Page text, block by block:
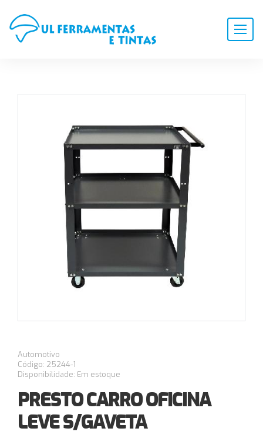
Automotivo
Código: 25244-1
Disponibilidade: Em estoque
PRESTO CARRO OFICINA
LEVE S/GAVETA